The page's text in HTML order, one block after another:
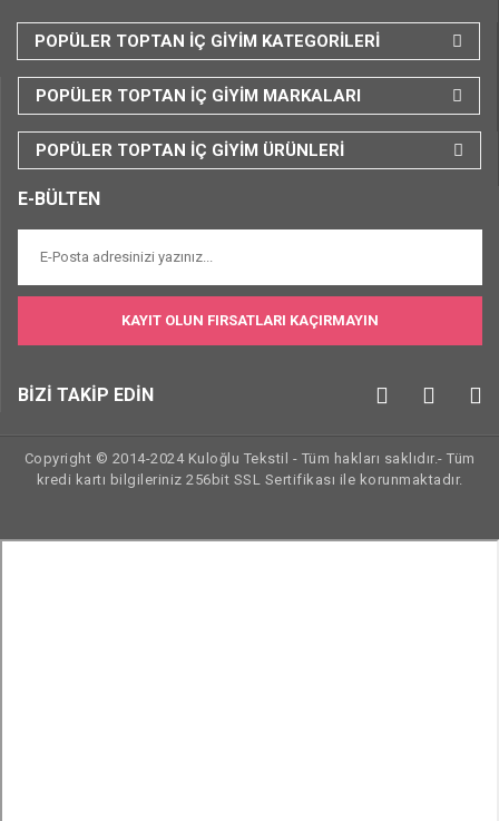
POPÜLER TOPTAN İÇ GİYİM KATEGORİLERİ
POPÜLER TOPTAN İÇ GİYİM MARKALARI
POPÜLER TOPTAN İÇ GİYİM ÜRÜNLERİ
E-BÜLTEN
KAYIT OLUN FIRSATLARI KAÇIRMAYIN
BİZİ TAKİP EDİN
Copyright © 2014-2024 Kuloğlu Tekstil - Tüm hakları saklıdır.- Tüm
kredi kartı bilgileriniz 256bit SSL Sertifikası ile korunmaktadır.